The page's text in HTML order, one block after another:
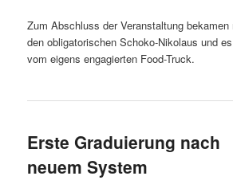
Zum Abschluss der Veranstaltung
den obligatorischen Schoko-Nikolaus und
vom eigens engagierten Food-Truck.
Erste Graduierung nach
neuem System